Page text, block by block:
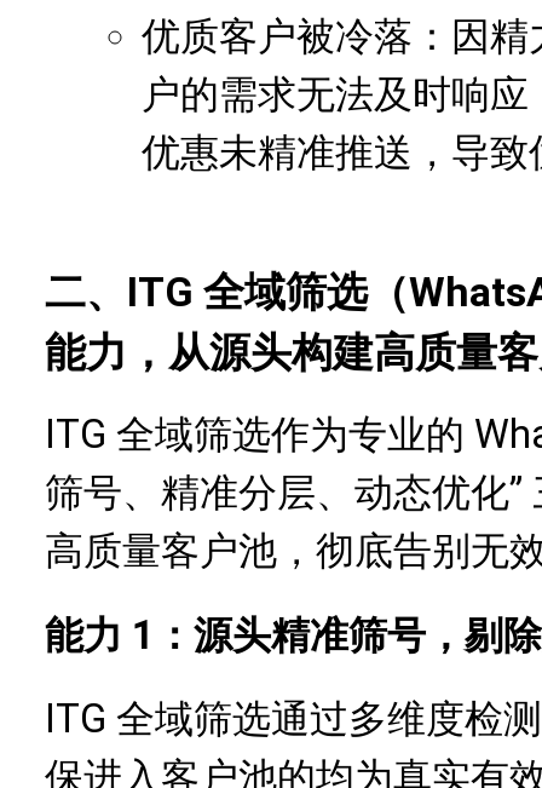
优质客户被冷落：因
户的需求无法及时响
优惠未精准推送，导
二、ITG 全域筛选（
能力，从源头构建高质量
ITG 全域筛选作为专业的
筛号、精准分层、动态优化
高质量客户池，彻底告别无
能力 1：源头精准筛号，剔
ITG 全域筛选通过多维度检
保进入客户池的均为真实有